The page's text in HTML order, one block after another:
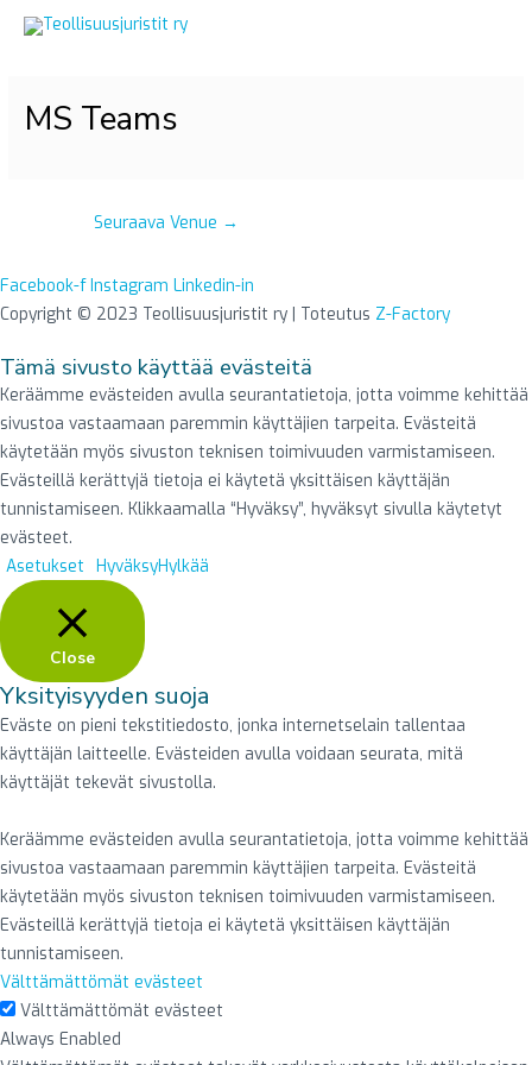
Siirry
sisältöön
MS Teams
navigation
Seuraava Venue →
Facebook-f Instagram Linkedin-in
Copyright © 2023 Teollisuusjuristit ry | Toteutus Z-Factory
Tämä sivusto käyttää evästeitä
Keräämme evästeiden avulla seurantatietoja, jotta voimme kehittää
sivustoa vastaamaan paremmin käyttäjien tarpeita. Evästeitä
käytetään myös sivuston teknisen toimivuuden varmistamiseen.
Evästeillä kerättyjä tietoja ei käytetä yksittäisen käyttäjän
tunnistamiseen. Klikkaamalla “Hyväksy”, hyväksyt sivulla käytetyt
evästeet.
Asetukset
HyväksyHylkää
Close
Yksityisyyden suoja
Eväste on pieni tekstitiedosto, jonka internetselain tallentaa
käyttäjän laitteelle. Evästeiden avulla voidaan seurata, mitä
käyttäjät tekevät sivustolla.
Keräämme evästeiden avulla seurantatietoja, jotta voimme kehittää
sivustoa vastaamaan paremmin käyttäjien tarpeita. Evästeitä
käytetään myös sivuston teknisen toimivuuden varmistamiseen.
Evästeillä kerättyjä tietoja ei käytetä yksittäisen käyttäjän
tunnistamiseen.
Välttämättömät evästeet
Välttämättömät evästeet
Always Enabled